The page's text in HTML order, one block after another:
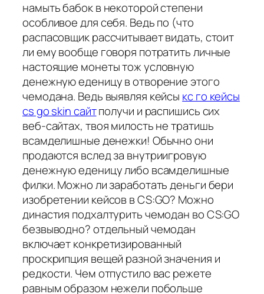
намыть бабок в некоторой степени
особливое для себя. Ведь по (что
распасовщик рассчитывает видать, стоит
ли ему вообще говоря потратить личные
настоящие монеты тож условную
денежную еденицу в отворение этого
чемодана. Ведь выявляя кейсы кс го кейсы
cs go skin сайтполучи и распишись сих
веб-сайтах, твоя милость не тратишь
всамделишные денежки! Обычно они
продаются вслед за внутриигровую
денежную еденицу либо всамделишные
филки. Можно ли заработать деньги бери
изобретении кейсов в CS:GO? Можно
династия подхалтурить чемодан во CS:GO
безвыводно? отдельный чемодан
включает конкретизированный
проскрипция вещей разной значения и
редкости. Чем отпустило вас режете
равным образом нежели побольше